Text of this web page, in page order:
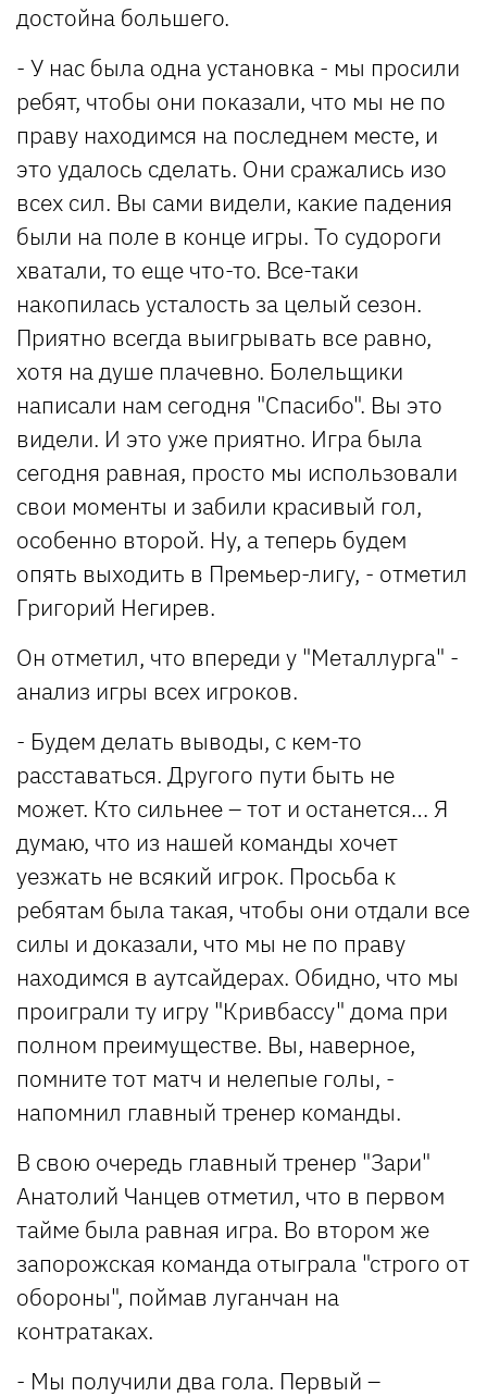
достойна большего.
- У нас была одна установка - мы просили
ребят, чтобы они показали, что мы не по
праву находимся на последнем месте, и
это удалось сделать. Они сражались изо
всех сил. Вы сами видели, какие падения
были на поле в конце игры. То судороги
хватали, то еще что-то. Все-таки
накопилась усталость за целый сезон.
Приятно всегда выигрывать все равно,
хотя на душе плачевно. Болельщики
написали нам сегодня "Спасибо". Вы это
видели. И это уже приятно. Игра была
сегодня равная, просто мы использовали
свои моменты и забили красивый гол,
особенно второй. Ну, а теперь будем
опять выходить в Премьер-лигу, - отметил
Григорий Негирев.
Он отметил, что впереди у "Металлурга" -
анализ игры всех игроков.
- Будем делать выводы, с кем-то
расставаться. Другого пути быть не
может. Кто сильнее – тот и останется… Я
думаю, что из нашей команды хочет
уезжать не всякий игрок. Просьба к
ребятам была такая, чтобы они отдали все
силы и доказали, что мы не по праву
находимся в аутсайдерах. Обидно, что мы
проиграли ту игру "Кривбассу" дома при
полном преимуществе. Вы, наверное,
помните тот матч и нелепые голы, -
напомнил главный тренер команды.
В свою очередь главный тренер "Зари"
Анатолий Чанцев отметил, что в первом
тайме была равная игра. Во втором же
запорожская команда отыграла "строго от
обороны", поймав луганчан на
контратаках.
- Мы получили два гола. Первый –